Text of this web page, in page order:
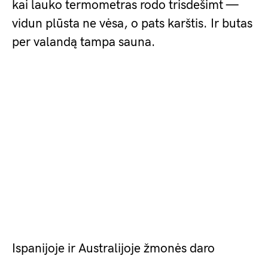
kai lauko termometras rodo trisdešimt —
vidun plūsta ne vėsa, o pats karštis. Ir butas
per valandą tampa sauna.
Ispanijoje ir Australijoje žmonės daro